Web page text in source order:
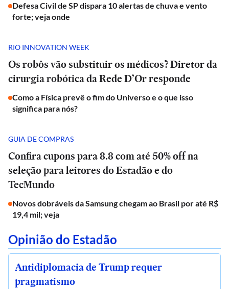
Defesa Civil de SP dispara 10 alertas de chuva e vento
forte; veja onde
RIO INNOVATION WEEK
Os robôs vão substituir os médicos? Diretor da
cirurgia robótica da Rede D’Or responde
Como a Física prevê o fim do Universo e o que isso
significa para nós?
GUIA DE COMPRAS
Confira cupons para 8.8 com até 50% off na
seleção para leitores do Estadão e do
TecMundo
Novos dobráveis da Samsung chegam ao Brasil por até R$
19,4 mil; veja
Opinião do Estadão
Antidiplomacia de Trump requer
pragmatismo